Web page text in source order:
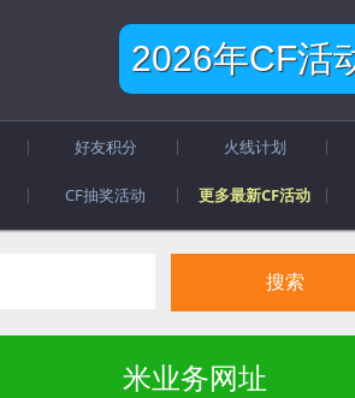
2026年CF活
好友积分 火线计划
CF抽奖活动 更多最新CF活动
米业务网址